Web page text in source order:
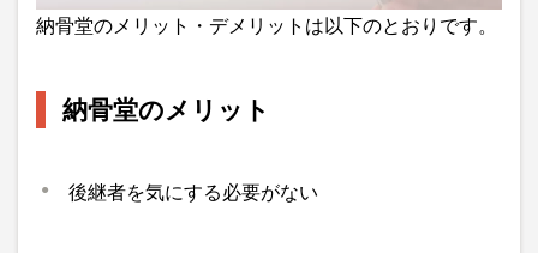
納骨堂のメリット・デメリットは以下のとおりです。
納骨堂のメリット
後継者を気にする必要がない